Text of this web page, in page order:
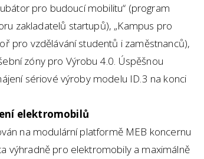
pro budoucí mobilitu“ (program
zakladatelů startupů), „Kampus pro
pro vzdělávání studentů i zaměstnanců),
zóny pro Výrobu 4.0. Úspěšnou
sériové výroby modelu ID.3 na konci
elektromobilů
na modulární platformě MEB koncernu
výhradně pro elektromobily a maximálně